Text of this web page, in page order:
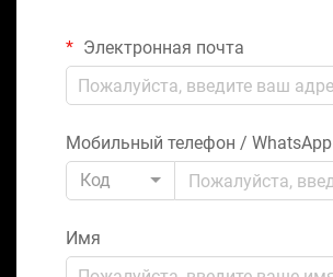
Электронная почта
Мобильный телефон / WhatsApp
Код
Имя